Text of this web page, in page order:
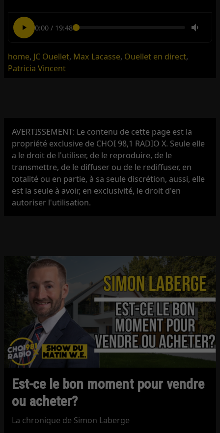
0:00/ 19:48
home, JC Ouellet, Max Lacasse, Ouellet en direct,
Patricia Vincent
AVERTISSEMENT: Le contenu de cette page est la
propriété exclusive de CHOI 98,1 RADIO X. Seule elle
a le droit de l'utiliser, de le reproduire, de le
transmettre, de le diffuser ou de le rediffuser, en
totalité ou en partie, à sa seule discrétion, aussi, elle
est la seule à avoir, en exclusivité, le droit d'en
autoriser l'utilisation.
Est-ce le bon moment pour vendre
ou acheter?
La chronique de Simon Laberge